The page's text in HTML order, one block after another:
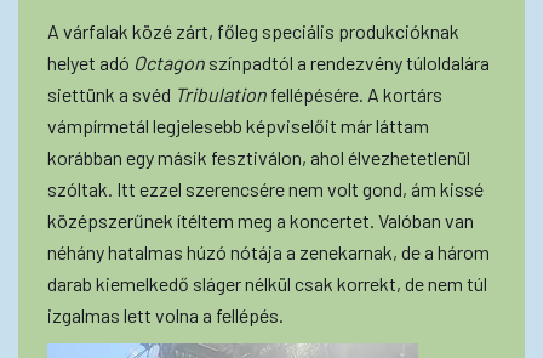
A várfalak közé zárt, főleg speciális produkcióknak
helyet adó Octagon színpadtól a rendezvény túloldalára
siettünk a svéd Tribulation fellépésére. A kortárs
vámpírmetál legjelesebb képviselőit már láttam
korábban egy másik fesztiválon, ahol élvezhetetlenül
szóltak. Itt ezzel szerencsére nem volt gond, ám kissé
középszerűnek ítéltem meg a koncertet. Valóban van
néhány hatalmas húzó nótája a zenekarnak, de a három
darab kiemelkedő sláger nélkül csak korrekt, de nem túl
izgalmas lett volna a fellépés.